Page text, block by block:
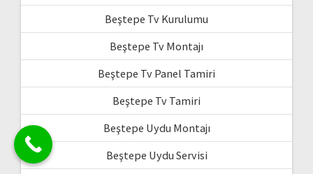
Beştepe Tv Kurulumu
Beştepe Tv Montajı
Beştepe Tv Panel Tamiri
Beştepe Tv Tamiri
Beştepe Uydu Montajı
Beştepe Uydu Servisi